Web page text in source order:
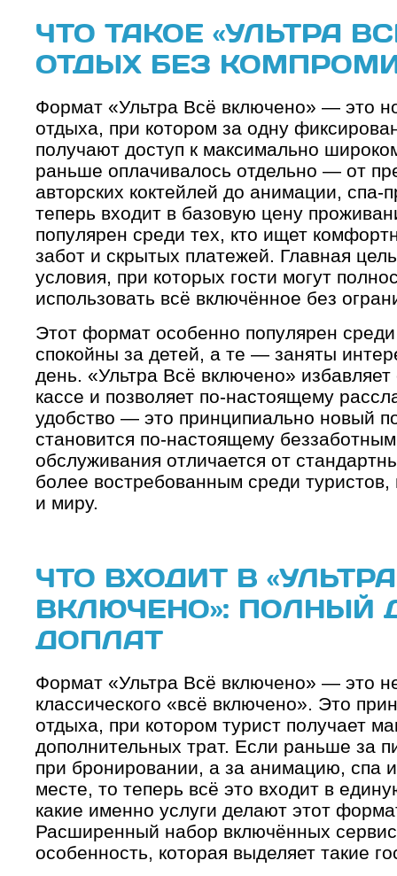
ЧТО ТАКОЕ «УЛЬТРА
ОТДЫХ БЕЗ
Формат «Ультра Всё включено» — это
отдыха, при котором за одну
получают доступ к максимально
раньше оплачивалось отдельно — от
авторских коктейлей до анимации, спа-
теперь входит в базовую цену
популярен среди тех, кто ищет
забот и скрытых платежей. Главная
условия, при которых гости могут
использовать всё включённое без
Этот формат особенно популярен
спокойны за детей, а те — заняты
день. «Ультра Всё включено»
кассе и позволяет по-настоящему
удобство — это принципиально новый
становится по-настоящему
обслуживания отличается от
более востребованным среди
и миру.
ЧТО ВХОДИТ В
ВКЛЮЧЕНО»: ПОЛНЫЙ
ДОПЛАТ
Формат «Ультра Всё включено» — это
классического «всё включено». Это
отдыха, при котором турист получает
дополнительных трат. Если раньше за
при бронировании, а за анимацию, спа
месте, то теперь всё это входит в
какие именно услуги делают этот
Расширенный набор включённых
особенность, которая выделяет такие